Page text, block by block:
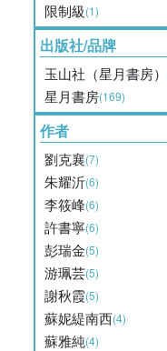
限制級(1)
出版社/品牌
玉山社（星月書房）
星月書房(169)
作者
劉克襄(7)
朱耀沂(6)
李筱峰(6)
許書寧(6)
彭瑞金(5)
游珮芸(5)
謝秋霞(5)
蘇妮緹南西(4)
蘇雅純(4)